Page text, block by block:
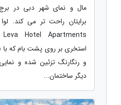
مال و نمای شهر دبی در
برایتان راحت تر می کند.
استخری بر روی پشت بام که با
و رنگارنگ تزئین شده و
دیگر ساختمان...